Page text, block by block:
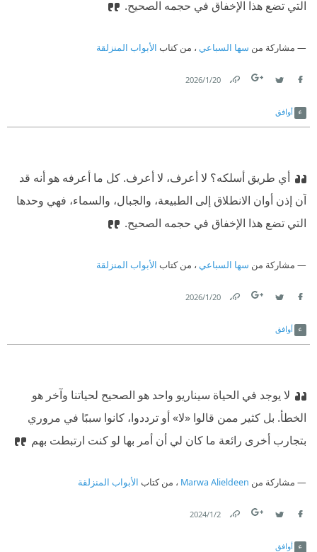
التي تضع هذا الإخفاق في حجمه الصحيح.
مشاركة من سها السباعي ، من كتاب الأبواب المنزلقة
20‏/1‏/2026
أوافق
أي طريق أسلكه؟ لا أعرف، لا أعرف. كل ما أعرفه هو أنه قد
آن إذن أوان الانطلاق إلى الطبيعة، والجبال، والسماء، فهي وحدها
التي تضع هذا الإخفاق في حجمه الصحيح.
مشاركة من سها السباعي ، من كتاب الأبواب المنزلقة
20‏/1‏/2026
أوافق
لا يوجد في الحياة سيناريو واحد هو الصحيح لحياتنا وآخر هو
الخطأ. بل كثير ممن قالوا «لا» أو ترددوا، كانوا سببًا في مروري
بتجارب أخرى رائعة ما كان لي أن أمر بها لو كنت ارتبطت بهم
مشاركة من Marwa Alieldeen ، من كتاب الأبواب المنزلقة
2‏/1‏/2024
أوافق